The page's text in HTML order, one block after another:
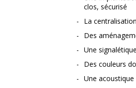
clos, sécurisé
La
Des
Une
Des couleurs
Une